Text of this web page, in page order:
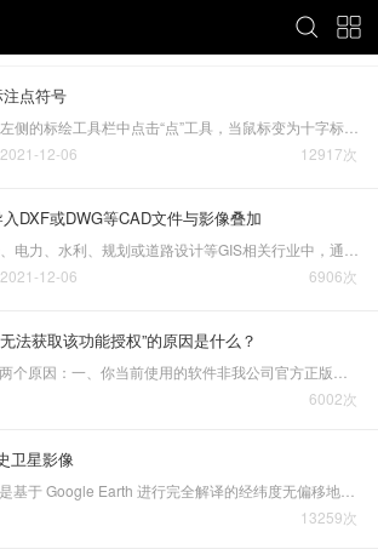
点符号
12917次
12-06
DXF或DWG等CAD文件与影像叠加
6906次
12-06
法获取该功能授权”的原因是什么？
6002次
卫星影像
13259次